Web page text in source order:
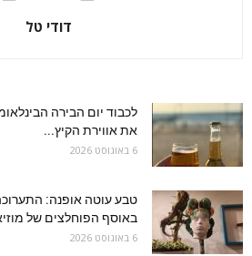
דודי טל
לכבוד יום הבירה
את אווירת הקיץ...
6 באוגוסט 2026
טבע עוטה אופנה:
באוסף הפוחלצים של
6 באוגוסט 2026